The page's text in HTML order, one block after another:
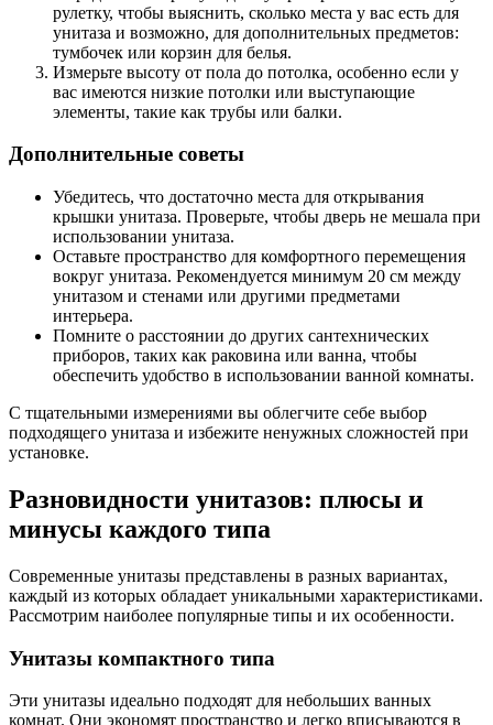
рулетку, чтобы выяснить, сколько места у вас есть для
унитаза и возможно, для дополнительных предметов:
тумбочек или корзин для белья.
Измерьте высоту от пола до потолка, особенно если у
вас имеются низкие потолки или выступающие
элементы, такие как трубы или балки.
Дополнительные советы
Убедитесь, что достаточно места для открывания
крышки унитаза. Проверьте, чтобы дверь не мешала при
использовании унитаза.
Оставьте пространство для комфортного перемещения
вокруг унитаза. Рекомендуется минимум 20 см между
унитазом и стенами или другими предметами
интерьера.
Помните о расстоянии до других сантехнических
приборов, таких как раковина или ванна, чтобы
обеспечить удобство в использовании ванной комнаты.
С тщательными измерениями вы облегчите себе выбор
подходящего унитаза и избежите ненужных сложностей при
установке.
Разновидности унитазов: плюсы и
минусы каждого типа
Современные унитазы представлены в разных вариантах,
каждый из которых обладает уникальными характеристиками.
Рассмотрим наиболее популярные типы и их особенности.
Унитазы компактного типа
Эти унитазы идеально подходят для небольших ванных
комнат. Они экономят пространство и легко вписываются в